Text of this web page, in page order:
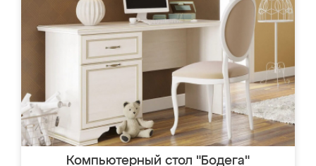
Компьютерный стол "Бодега"